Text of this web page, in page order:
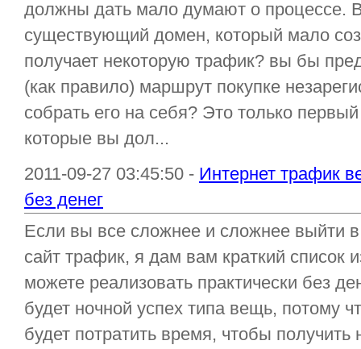
должны дать мало думают о процессе.
существующий домен, который мало
получает некоторую трафик? вы бы
(как правило) маршрут покупке
собрать его на себя? Это только
которые вы дол...
2011-09-27 03:45:50 - Интернет трафик
без денег
Если вы все сложнее и сложнее выйти
сайт трафик, я дам вам краткий список
можете реализовать практически без
будет ночной успех типа вещь, потому
будет потратить время, чтобы